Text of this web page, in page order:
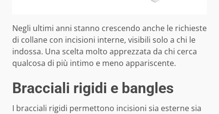
Negli ultimi anni stanno crescendo anche le richieste
di collane con incisioni interne, visibili solo a chi le
indossa. Una scelta molto apprezzata da chi cerca
qualcosa di più intimo e meno appariscente.
Bracciali rigidi e bangles
I bracciali rigidi permettono incisioni sia esterne sia